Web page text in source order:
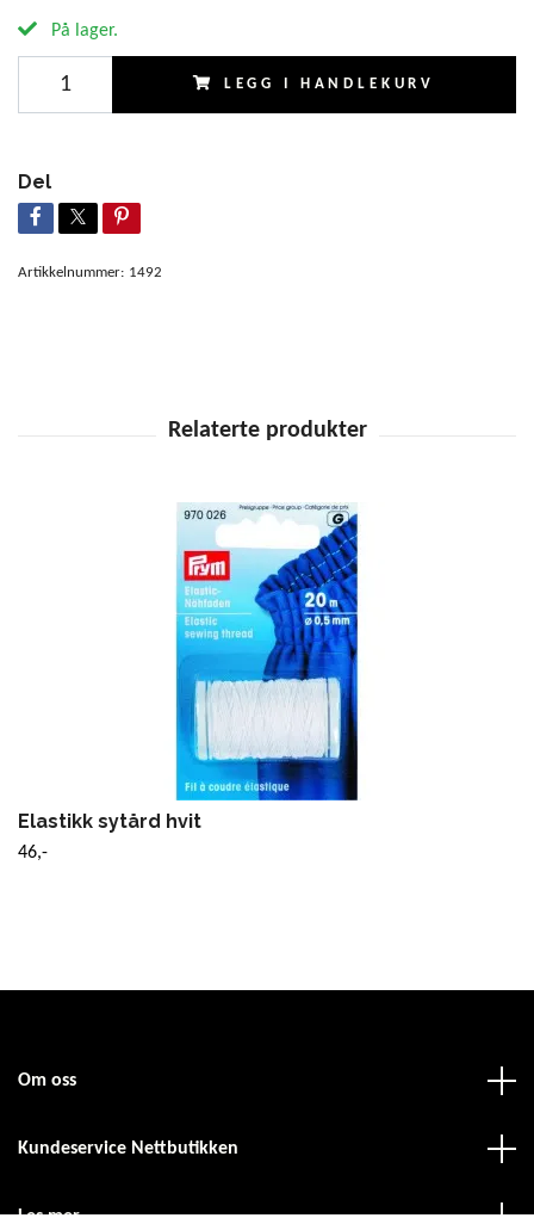
På lager.
LEGG I HANDLEKURV
Del
Artikkelnummer: 1492
Elastikk sytård hvit
46,-
Om oss
Kundeservice Nettbutikken